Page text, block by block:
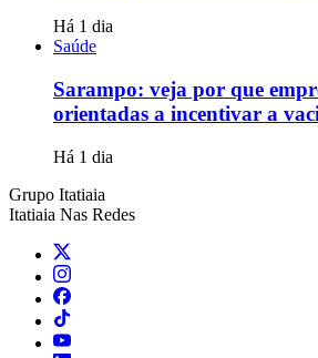
Há 1 dia
Saúde
Sarampo: veja por que
orientadas a incentivar a
Há 1 dia
Grupo Itatiaia
Itatiaia Nas Redes